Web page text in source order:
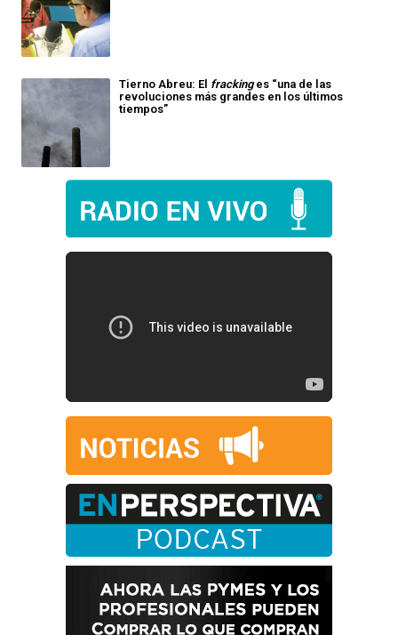
Tierno Abreu: El frackinges “una de las
revoluciones más grandes en los últimos
tiempos”